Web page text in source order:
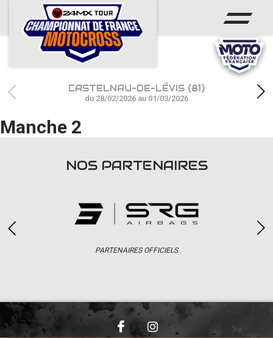
ACCUEIL
ACTUS
CALENDRIER
RÉSULTATS
PHOTOS / WEB TV
CASTELNAU-DE-LÉVIS (81)
du 28/02/2026 au 01/03/2026
Manche 2
NOS PARTENAIRES
PARTENAIRES OFFICIELS